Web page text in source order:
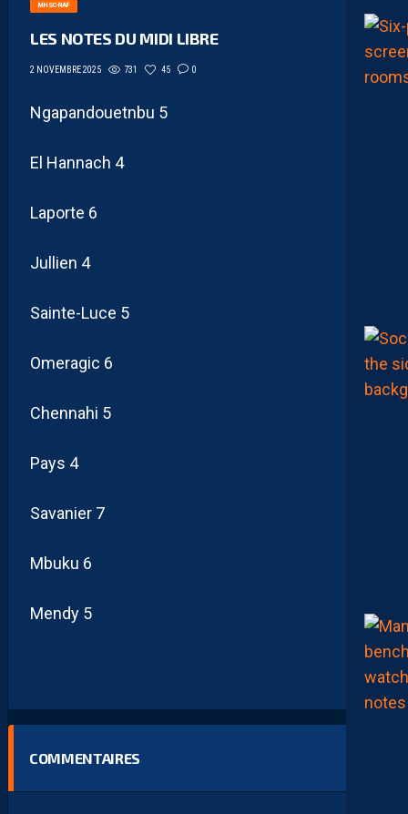
MHSC-RAF
LES NOTES DU MIDI LIBRE
2 NOVEMBRE 2025 731 45 0
Ngapandouetnbu 5
El Hannach 4
Laporte 6
Jullien 4
Sainte-Luce 5
Omeragic 6
Chennahi 5
Pays 4
Savanier 7
Mbuku 6
Mendy 5
COMMENTAIRES